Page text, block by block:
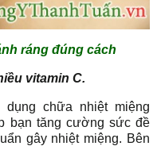
ráng đúng cách
vitamin C.
chữa nhiệt miệng
bạn tăng cường sức đề
gây nhiệt miệng. Bên